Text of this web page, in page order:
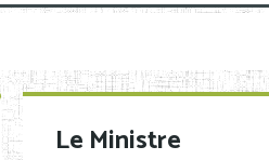
Demande de subvention
Le Ministre